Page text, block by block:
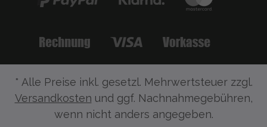
* Alle Preise inkl. gesetzl. Mehrwertsteuer zzgl.
Versandkosten und ggf. Nachnahmegebühren,
wenn nicht anders angegeben.